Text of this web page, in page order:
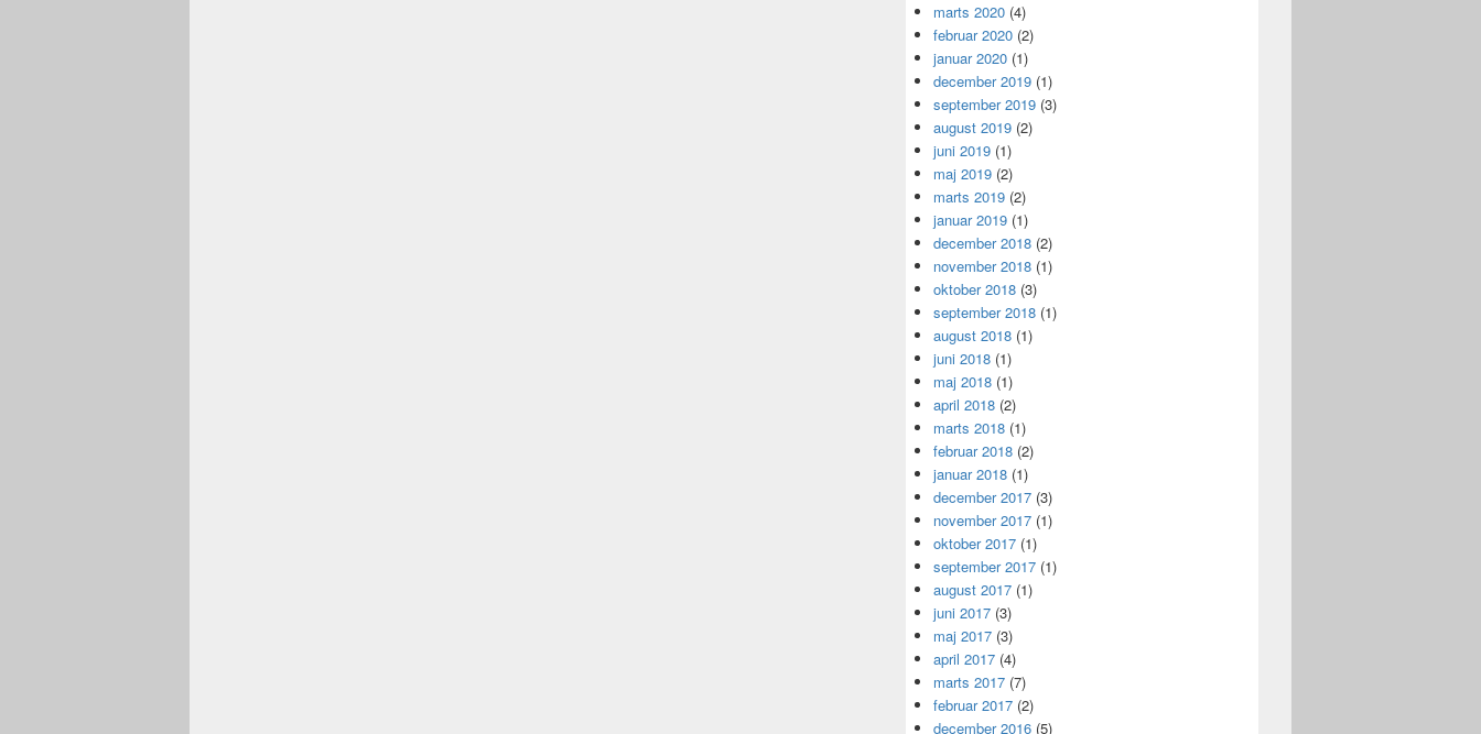
marts 2020 (4)
februar 2020 (2)
januar 2020 (1)
december 2019 (1)
september 2019 (3)
august 2019 (2)
juni 2019 (1)
maj 2019 (2)
marts 2019 (2)
januar 2019 (1)
december 2018 (2)
november 2018 (1)
oktober 2018 (3)
september 2018 (1)
august 2018 (1)
juni 2018 (1)
maj 2018 (1)
april 2018 (2)
marts 2018 (1)
februar 2018 (2)
januar 2018 (1)
december 2017 (3)
november 2017 (1)
oktober 2017 (1)
september 2017 (1)
august 2017 (1)
juni 2017 (3)
maj 2017 (3)
april 2017 (4)
marts 2017 (7)
februar 2017 (2)
december 2016 (5)